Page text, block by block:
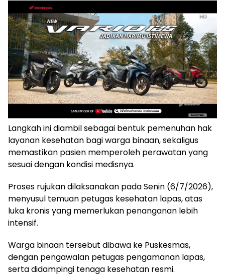
Langkah ini diambil sebagai bentuk pemenuhan hak
layanan kesehatan bagi warga binaan, sekaligus
memastikan pasien memperoleh perawatan yang
sesuai dengan kondisi medisnya.
Proses rujukan dilaksanakan pada Senin (6/7/2026),
menyusul temuan petugas kesehatan lapas, atas
luka kronis yang memerlukan penanganan lebih
intensif.
Warga binaan tersebut dibawa ke Puskesmas,
dengan pengawalan petugas pengamanan lapas,
serta didampingi tenaga kesehatan resmi.